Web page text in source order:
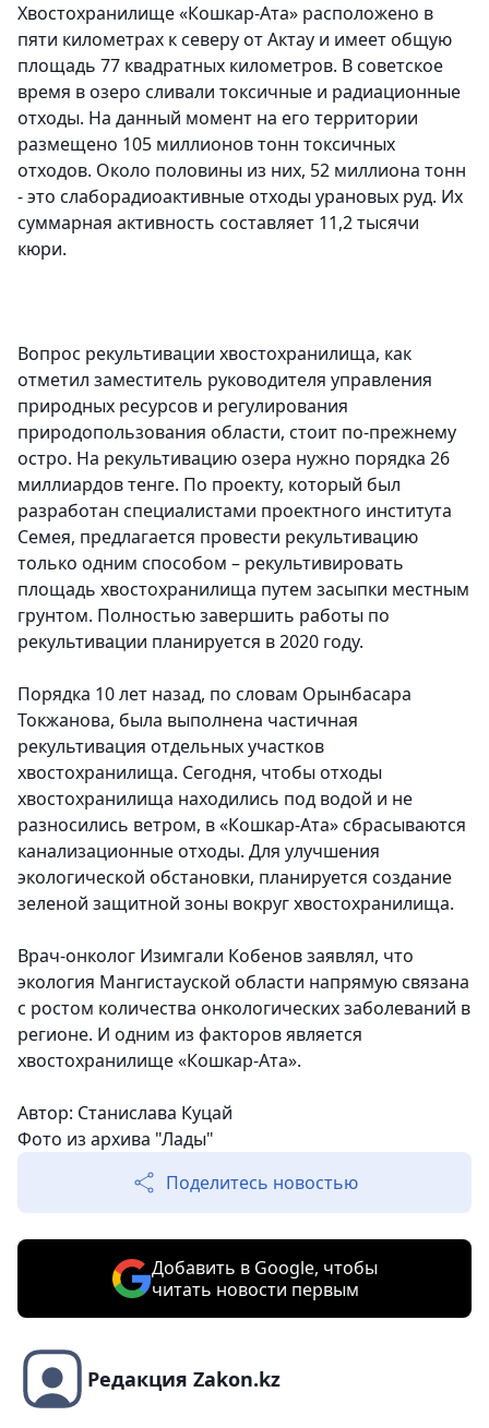
Хвостохранилище «Кошкар-Ата» расположено в
пяти километрах к северу от Актау и имеет общую
площадь 77 квадратных километров. В советское
время в озеро сливали токсичные и радиационные
отходы. На данный момент на его территории
размещено 105 миллионов тонн токсичных
отходов. Около половины из них, 52 миллиона тонн
- это слаборадиоактивные отходы урановых руд. Их
суммарная активность составляет 11,2 тысячи
кюри.
Вопрос рекультивации хвостохранилища, как
отметил заместитель руководителя управления
природных ресурсов и регулирования
природопользования области, стоит по-прежнему
остро. На рекультивацию озера нужно порядка 26
миллиардов тенге. По проекту, который был
разработан специалистами проектного института
Семея, предлагается провести рекультивацию
только одним способом – рекультивировать
площадь хвостохранилища путем засыпки местным
грунтом. Полностью завершить работы по
рекультивации планируется в 2020 году.
Порядка 10 лет назад, по словам Орынбасара
Токжанова, была выполнена частичная
рекультивация отдельных участков
хвостохранилища. Сегодня, чтобы отходы
хвостохранилища находились под водой и не
разносились ветром, в «Кошкар-Ата» сбрасываются
канализационные отходы. Для улучшения
экологической обстановки, планируется создание
зеленой защитной зоны вокруг хвостохранилища.
Врач-онколог Изимгали Кобенов заявлял, что
экология Мангистауской области напрямую связана
с ростом количества онкологических заболеваний в
регионе. И одним из факторов является
хвостохранилище «Кошкар-Ата».
Автор: Станислава Куцай
Фото из архива "Лады"
Поделитесь новостью
Добавить в Google, чтобы
читать новости первым
Редакция Zakon.kz